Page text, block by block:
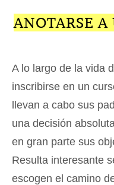
ANOTARSE A
A lo largo de la vida
inscribirse en un
llevan a cabo sus
una decisión
en gran parte sus
Resulta interesante
escogen el camino